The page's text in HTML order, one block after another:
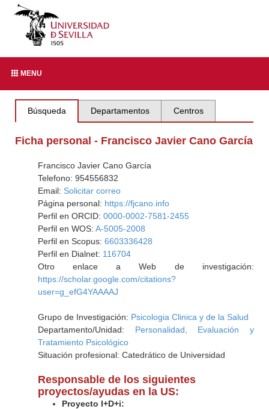
MENU
Búsqueda Departamentos Centros
Ficha personal - Francisco Javier Cano García
Francisco Javier Cano García
Telefono: 954556832
Email: Solicitar correo
Página personal: https://fjcano.info
Perfil en ORCID: 0000-0002-7581-2455
Perfil en WOS: A-5005-2008
Perfil en Scopus: 6603336428
Perfil en Dialnet: 116704
Otro enlace a Web de investigación:
https://scholar.google.com/citations?
user=g_efG4YAAAAJ
Grupo de Investigación: Psicologia Clinica y de la Salud
Departamento/Unidad: Personalidad, Evaluación y
Tratamiento Psicológico
Situación profesional: Catedrático de Universidad
Responsable de los siguientes
proyectos/ayudas en la US:
Proyecto I+D+i: